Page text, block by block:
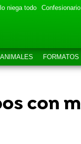
niega todo
ANIMALES FORMATOS
con